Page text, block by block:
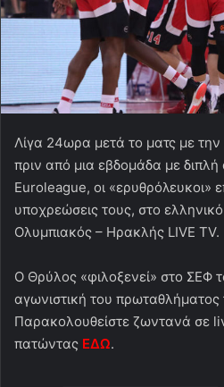
Λίγα 24ωρα μετά το ματς με
πριν από μια εβδομάδα με διπλή
Euroleague, οι «ερυθρόλευκοι»
υποχρεώσεις τους, στο
Ολυμπιακός – Ηρακλής LIVE TV.
Ο Θρύλος «φιλοξενεί» στο ΣΕΦ
αγωνιστική του
Παρακολουθείστε ζωντανά σε
πατώντας ΕΔΩ.